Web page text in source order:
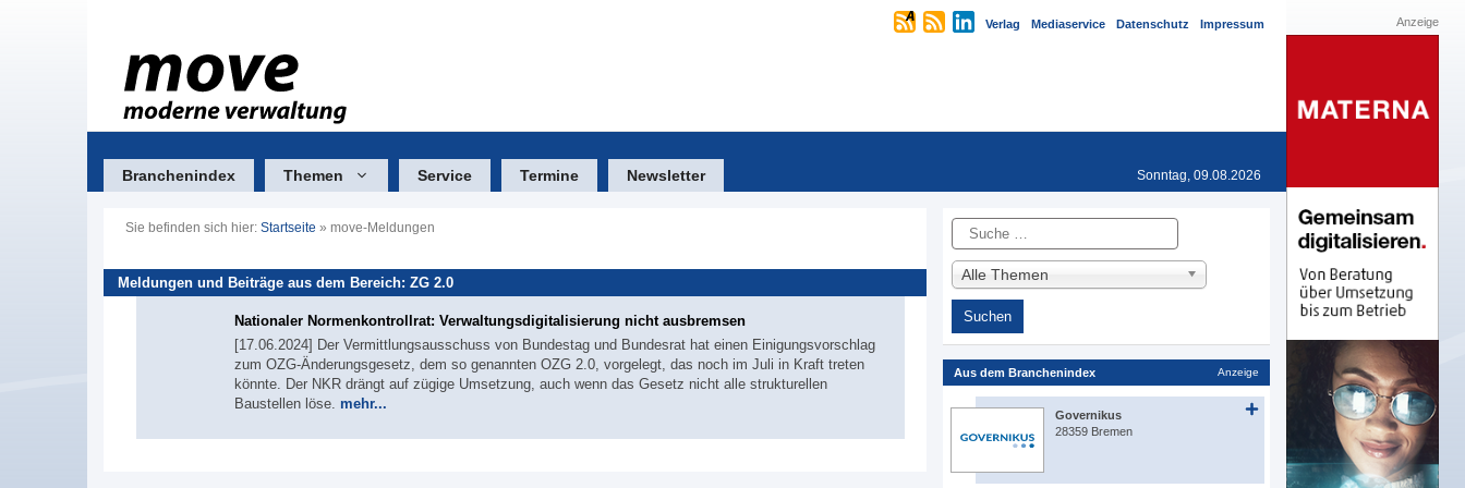
Verlag Mediaservice Datenschutz Impressum
Branchenindex Themen Service Termine Newsletter Sonntag, 09.08.2026
Sie befinden sich hier: Startseite » move-Meldungen
Meldungen und Beiträge aus dem Bereich: ZG 2.0
Nationaler Normenkontrollrat: Verwaltungsdigitalisierung nicht ausbremsen
[17.06.2024] Der Vermittlungsausschuss von Bundestag und Bundesrat hat einen Einigungsvorschlag
zum OZG-Änderungsgesetz, dem so genannten OZG 2.0, vorgelegt, das noch im Juli in Kraft treten
könnte. Der NKR drängt auf zügige Umsetzung, auch wenn das Gesetz nicht alle strukturellen
Baustellen löse. mehr...
Suche
Alle Themen
Aus dem Branchenindex Anzeige
Governikus
28359 Bremen
Anzeige